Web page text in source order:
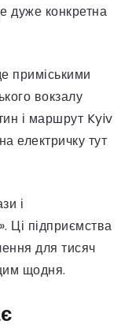
дуже конкретна
приміськими
вокзалу
і маршрут Kyiv
електричку тут
і
Ці підприємства
для тисяч
щодня.